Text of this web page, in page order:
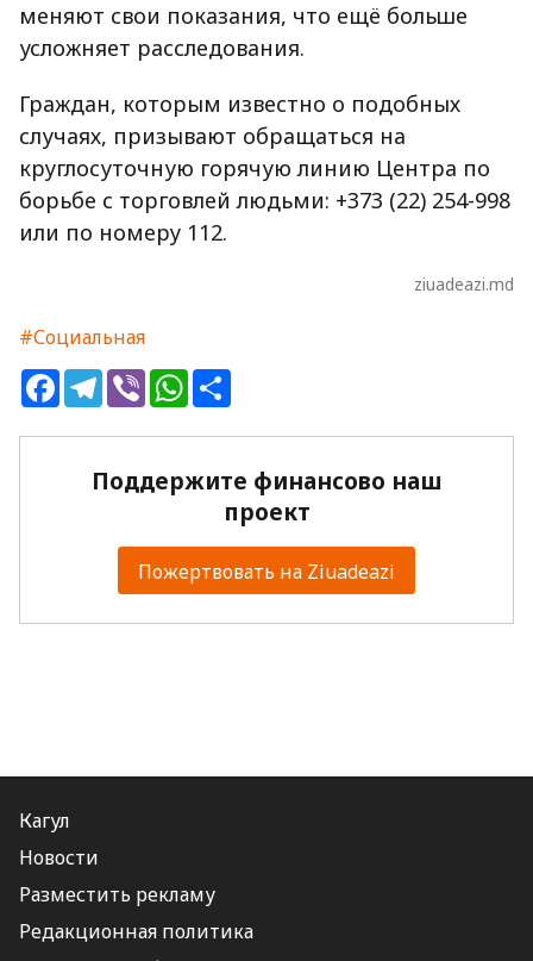
меняют свои показания, что ещё больше
усложняет расследования.
Граждан, которым известно о подобных
случаях, призывают обращаться на
круглосуточную горячую линию Центра по
борьбе с торговлей людьми: +373 (22) 254-998
или по номеру 112.
ziuadeazi.md
#Социальная
FacebookTelegram
ViberWhatsApp
Поддержите финансово наш
проект
Пожертвовать на Ziuadeazi
Кагул
Новости
Разместить рекламу
Редакционная политика